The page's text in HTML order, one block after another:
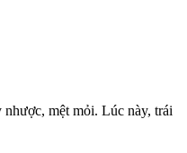
mệt mỏi. Lúc này, trái